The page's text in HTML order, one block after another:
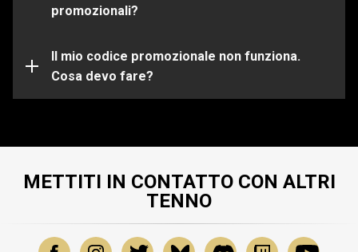
promozionali?
scelta.
Il mio codice promozionale non funziona.
Cosa devo fare?
Il tuo codice promozionale potrebbe essere già
problemi specifici, invia una richiesta al nostroTeam di
Support.
METTITI IN CONTATTO CON ALTRI
TENNO